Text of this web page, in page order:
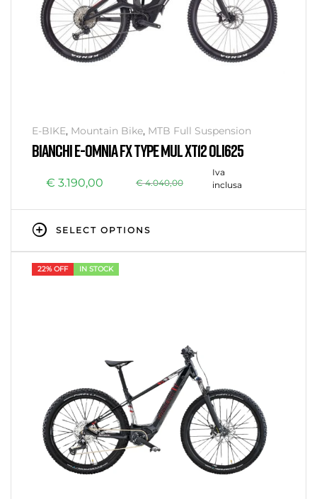
E-BIKE, Mountain Bike, MTB Full Suspension
BIANCHI E-OMNIA FX TYPE MUL XT12 OLI625
€4.040,00
€ 3.190,00
Iva
inclusa
SELECT OPTIONS
22% OFF IN STOCK